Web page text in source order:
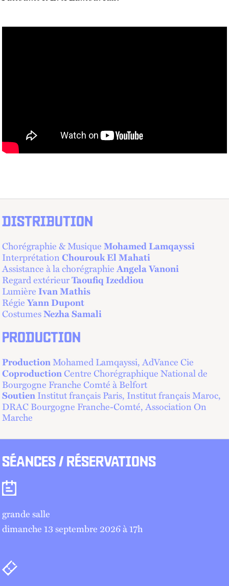
DISTRIBUTION
Chorégraphie & MusiqueMohamed Lamqayssi
InterprétationChourouk El Mahati
Assistance à la chorégraphieAngela Vanoni
Regard extérieurTaoufiq Izeddiou
LumièreIvan Mathis
RégieYann Dupont
CostumesNezha Samali
PRODUCTION
ProductionMohamed Lamqayssi, AdVance Cie
CoproductionCentre Chorégraphique National de
Bourgogne Franche Comté à Belfort
SoutienInstitut français Paris, Institut français Maroc,
DRAC Bourgogne Franche-Comté, Association On
Marche
SÉANCES / RÉSERVATIONS
Séances
grande salle
dimanche 13 septembre 2026 à 17h
Billetterie